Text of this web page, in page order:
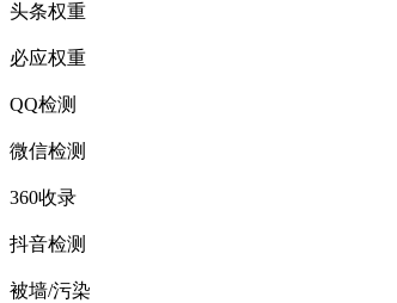
头条权重
必应权重
QQ检测
微信检测
360收录
抖音检测
被墙/污染